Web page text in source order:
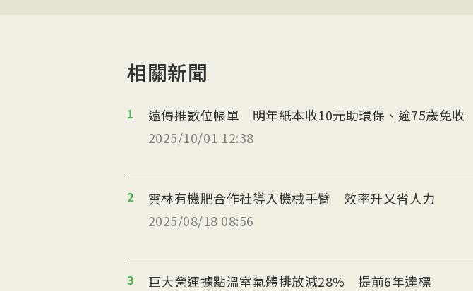
相關新聞
1
遠傳推數位帳單 明年紙本收10元助環保、逾75歲免收
2025/10/01 12:38
2
雲林有機肥合作社導入機械手臂 效率升又省人力
2025/08/18 08:56
3
巨大營運據點溫室氣體排放減28% 提前6年達標